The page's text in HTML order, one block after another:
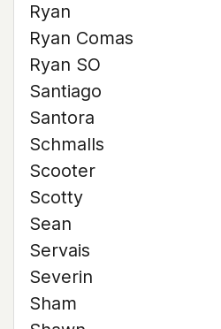
Ryan
Ryan Comas
Ryan SO
Santiago
Santora
Schmalls
Scooter
Scotty
Sean
Servais
Severin
Sham